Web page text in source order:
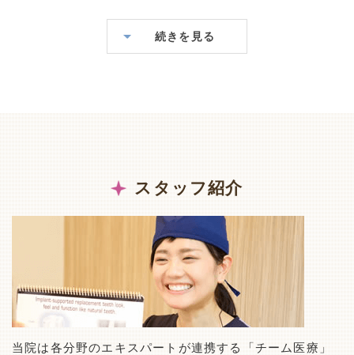
続きを見る
スタッフ紹介
当院は各分野のエキスパートが連携する「チーム医療」